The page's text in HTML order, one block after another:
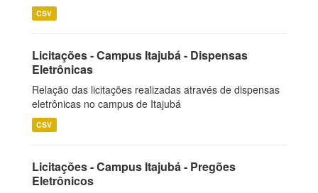
CSV
Licitações - Campus Itajubá - Dispensas
Eletrônicas
Relação das licitações realizadas através de dispensas
eletrônicas no campus de Itajubá
CSV
Licitações - Campus Itajubá - Pregões
Eletrônicos